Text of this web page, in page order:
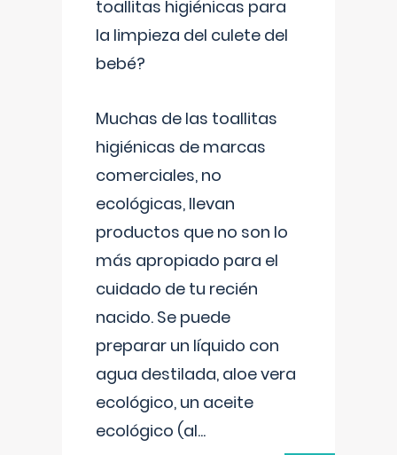
toallitas higiénicas para
la limpieza del culete del
bebé?
Muchas de las toallitas
higiénicas de marcas
comerciales, no
ecológicas, llevan
productos que no son lo
más apropiado para el
cuidado de tu recién
nacido. Se puede
preparar un líquido con
agua destilada, aloe vera
ecológico, un aceite
ecológico (al...